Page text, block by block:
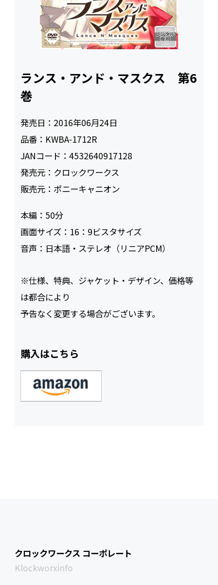
ランス・アンド・マスクス 第6
巻
発売日： 2016年06月24日
品番： KWBA-1712R
JANコード：4532640917128
発売元： クロックワークス
販売元： ポニーキャニオン
本編： 50
画面サイズ： 16：9ビスタサイズ
音声： 日本語・ステレオ（リニアPCM）
※仕様、特典、ジャケット・デザイン、価格等
は都合により
予告なく変更する場合がございます。
購入はこちら
クロックワークス コーポレート
Klockworxinfo